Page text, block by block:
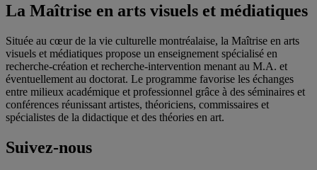
La Maîtrise en arts visuels et médiatiques
Située au cœur de la vie culturelle montréalaise, la Maîtrise en arts
visuels et médiatiques propose un enseignement spécialisé en
recherche-création et recherche-intervention menant au M.A. et
éventuellement au doctorat. Le programme favorise les échanges
entre milieux académique et professionnel grâce à des séminaires et
conférences réunissant artistes, théoriciens, commissaires et
spécialistes de la didactique et des théories en art.
Suivez-nous